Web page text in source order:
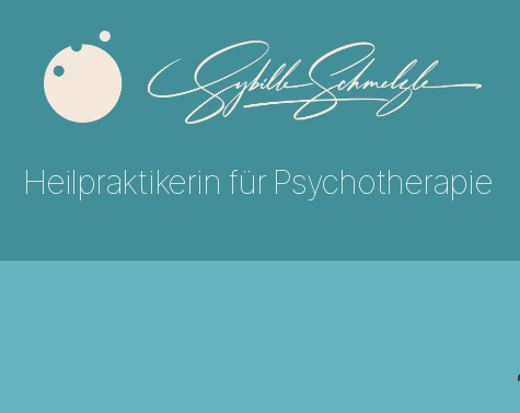
Heilpraktikerin für Psychotherapie